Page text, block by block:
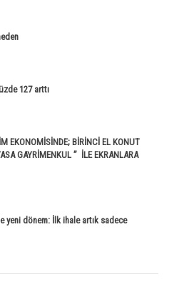
127 arttı
EKONOMİSİNDE; BİRİNCİ EL KONUT
GAYRİMENKUL ” İLE EKRANLARA
yeni dönem: İlk ihale artık sadece